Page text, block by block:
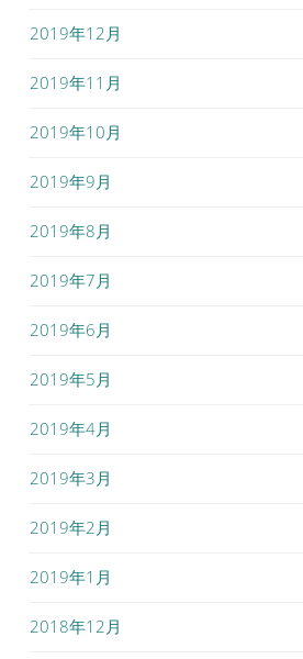
2019年12月
2019年11月
2019年10月
2019年9月
2019年8月
2019年7月
2019年6月
2019年5月
2019年4月
2019年3月
2019年2月
2019年1月
2018年12月